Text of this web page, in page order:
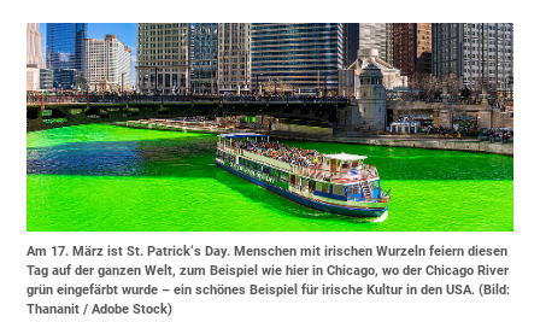
Am 17. März ist St. Patrick‘s Day. Menschen mit irischen Wurzeln feiern diesen
Tag auf der ganzen Welt, zum Beispiel wie hier in Chicago, wo der Chicago River
grün eingefärbt wurde – ein schönes Beispiel für irische Kultur in den USA. (Bild:
Thananit / Adobe Stock)